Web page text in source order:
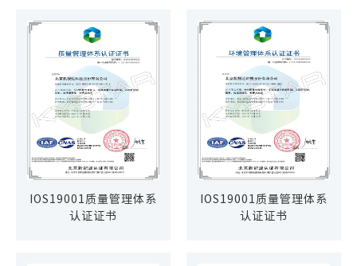
IOS19001质量管理体系
认证证书
IOS19001质量管理体系
认证证书